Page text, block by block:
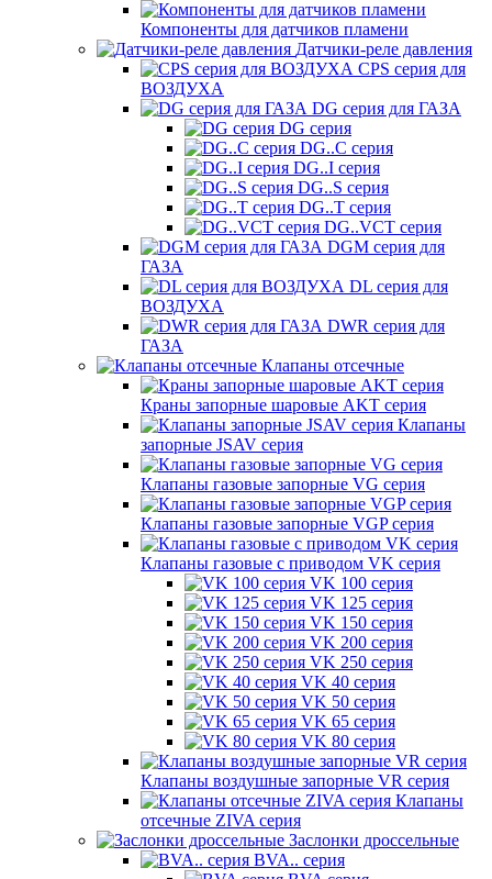
Компоненты для датчиков пламени
Датчики-реле давления
CPS серия для
ВОЗДУХА
DG серия для ГАЗА
DG серия
DG..C серия
DG..I серия
DG..S серия
DG..T серия
DG..VCT серия
DGM серия для
ГАЗА
DL серия для
ВОЗДУХА
DWR серия для
ГАЗА
Клапаны отсечные
Краны запорные шаровые AKT серия
Клапаны
запорные JSAV серия
Клапаны газовые запорные VG серия
Клапаны газовые запорные VGP серия
Клапаны газовые с приводом VK серия
VK 100 серия
VK 125 серия
VK 150 серия
VK 200 серия
VK 250 серия
VK 40 серия
VK 50 серия
VK 65 серия
VK 80 серия
Клапаны воздушные запорные VR серия
Клапаны
отсечные ZIVA серия
Заслонки дроссельные
BVA.. серия